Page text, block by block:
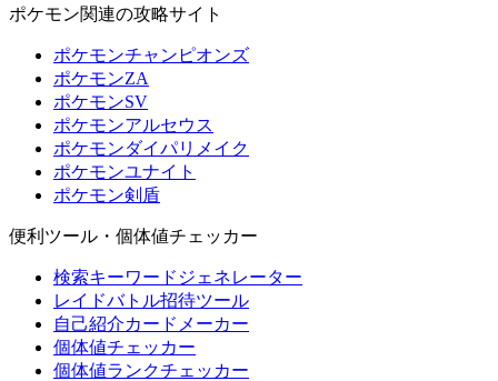
ポケモン関連の攻略サイト
ポケモンチャンピオンズ
ポケモンZA
ポケモンSV
ポケモンアルセウス
ポケモンダイパリメイク
ポケモンユナイト
ポケモン剣盾
便利ツール・個体値チェッカー
検索キーワードジェネレーター
レイドバトル招待ツール
自己紹介カードメーカー
個体値チェッカー
個体値ランクチェッカー